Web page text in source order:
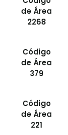
de Área
2268
Código
de Área
379
Código
de Área
221